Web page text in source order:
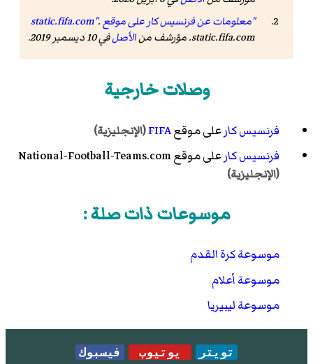
"معلومات عن فرنسيس كار على موقع static.fifa.com".
static.fifa.com. مؤرشف من
الأصلفي 10 ديسمبر 2019.
وصلات خارجية
فرنسيس كارعلى موقعFIFA(الإنجليزية)
فرنسيس كارعلى موقع National-Football-Teams.com
(الإنجليزية)
موسوعات ذات صلة :
موسوعة كرة القدم
موسوعة أعلام
موسوعة ليبيريا
تويتر يوتيوب
فيسبوك